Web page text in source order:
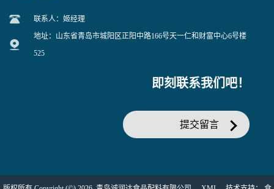
联系人：姬经理
地址：山东省青岛市城阳区正阳中路166号天一仁和财富中心6号楼
525
即刻联系我们吧！
提交留言